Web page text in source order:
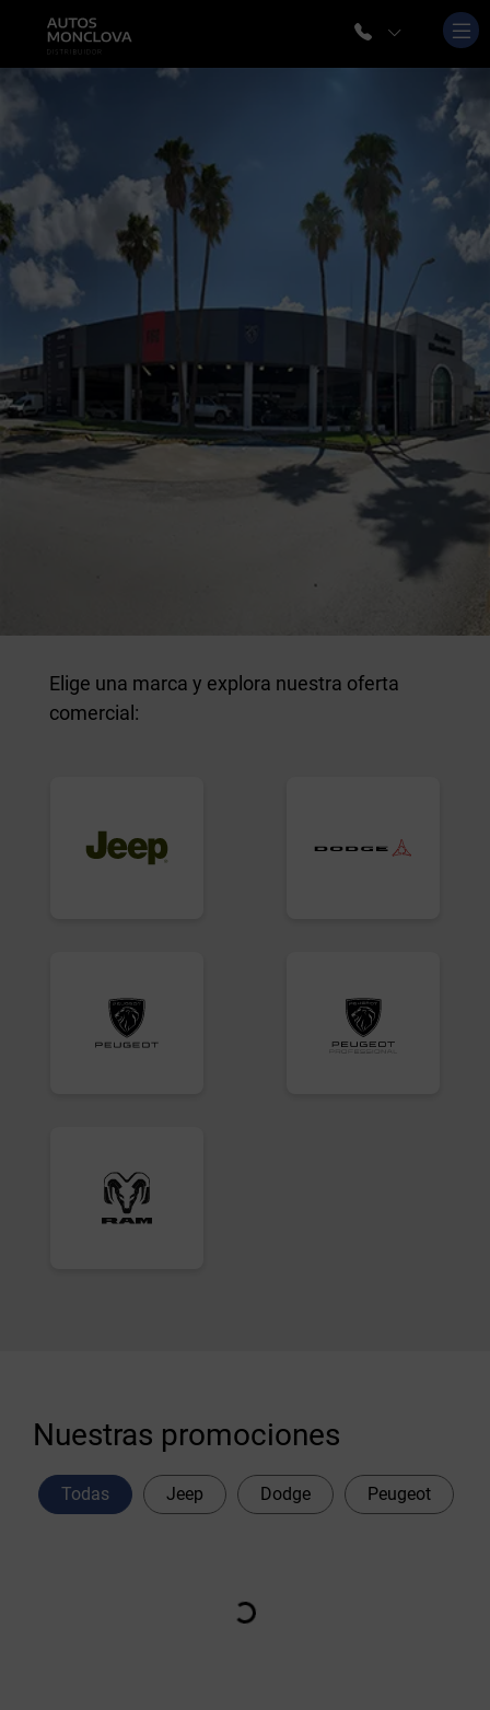
Elige una marca y explora nuestra oferta
comercial:
Nuestras promociones
Todas Jeep Dodge Peugeot